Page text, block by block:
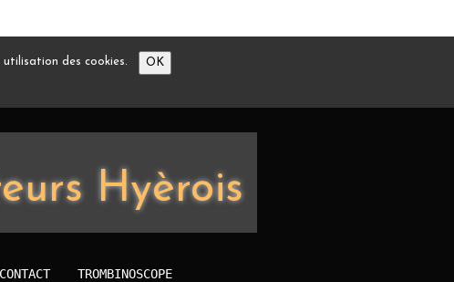
des cookies. OK
Hyèrois
CONTACT TROMBINOSCOPE